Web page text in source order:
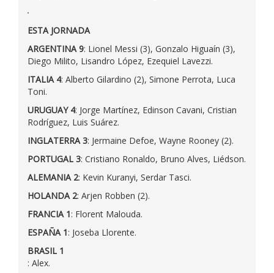
ESTA JORNADA
ARGENTINA 9: Lionel Messi (3), Gonzalo Higuaín (3),
Diego Milito, Lisandro López, Ezequiel Lavezzi.
ITALIA 4: Alberto Gilardino (2), Simone Perrota, Luca
Toni.
URUGUAY 4: Jorge Martínez, Edinson Cavani, Cristian
Rodríguez, Luis Suárez.
INGLATERRA 3: Jermaine Defoe, Wayne Rooney (2).
PORTUGAL 3: Cristiano Ronaldo, Bruno Alves, Liédson.
ALEMANIA 2: Kevin Kuranyi, Serdar Tasci.
HOLANDA 2: Arjen Robben (2).
FRANCIA 1: Florent Malouda.
ESPAÑA 1: Joseba Llorente.
BRASIL 1
: Alex.